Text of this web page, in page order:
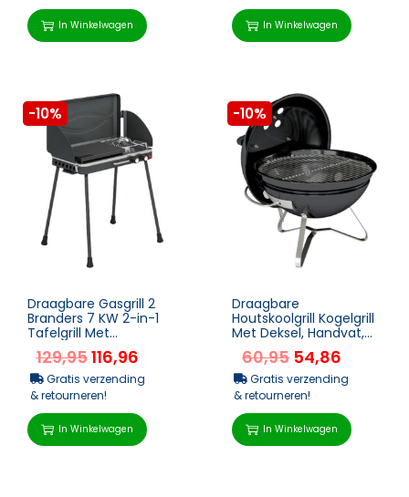
In Winkelwagen In Winkelwagen
-10%
Draagbare Gasgrill 2
Branders 7 KW 2-in-1
Tafelgrill Met
Braadfunctie
Inklapbare Poten
Grillrooster ...
129,95116,96
Gratis verzending
& retourneren!
In Winkelwagen
-10%
Draagbare
Houtskoolgrill Kogelgrill
Met Deksel, Handvat,
Verstelbare
Ventilatieopeningen
Voor Barbec...
60,95 54,86
Gratis verzending
& retourneren!
In Winkelwagen